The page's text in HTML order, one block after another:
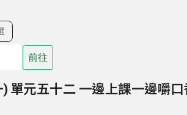
前往
單元五十二 一邊上課一邊嚼口